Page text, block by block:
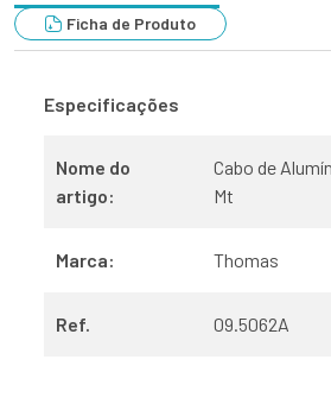
Ficha de Produto
Especificações
Nome do
artigo:
Cabo de
Mt
Marca: Thomas
Ref. 09.5062A